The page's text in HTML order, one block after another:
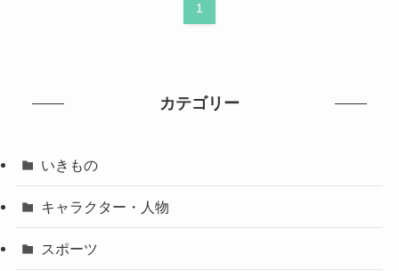
1
カテゴリー
いきもの
キャラクター・人物
スポーツ